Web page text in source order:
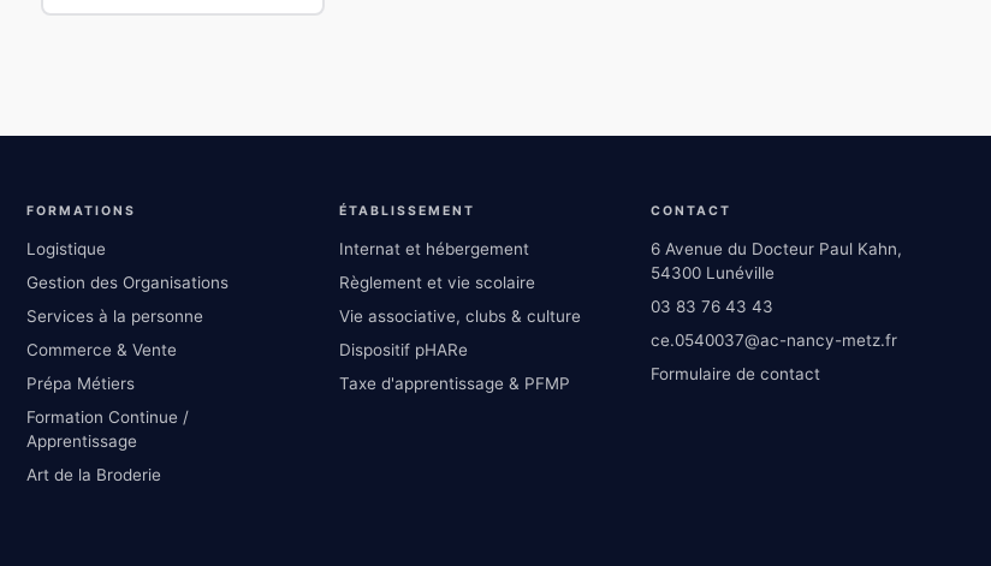
FORMATIONS
Logistique
Gestion des Organisations
Services à la personne
Commerce & Vente
Prépa Métiers
Formation Continue /
Apprentissage
Art de la Broderie
ÉTABLISSEMENT
Internat et hébergement
Règlement et vie scolaire
Vie associative, clubs & culture
Dispositif pHARe
Taxe d'apprentissage & PFMP
CONTACT
6 Avenue du Docteur Paul Kahn,
54300 Lunéville
03 83 76 43 43
ce.0540037@ac-nancy-metz.fr
Formulaire de contact